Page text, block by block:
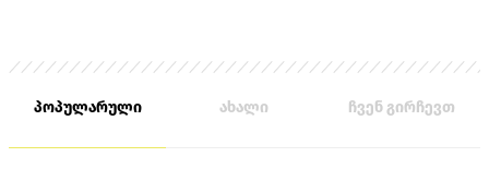
პოპულარული ახალი ჩვენ გირჩევთ